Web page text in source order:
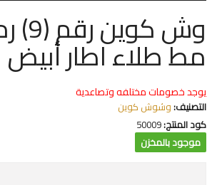
وش
مط طلاء اطار أبيض
يوجد خصومات مختلفه وتصاعدية
التصنيف:وشوش كوين
كود المنتج:50009
موجود بالمخزن